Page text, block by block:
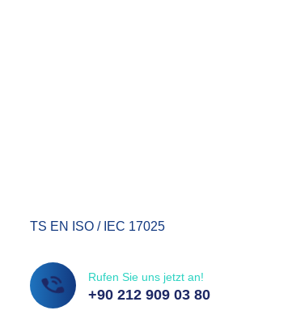
TS EN ISO / IEC 17025
Rufen Sie uns jetzt an!
+90 212 909 03 80